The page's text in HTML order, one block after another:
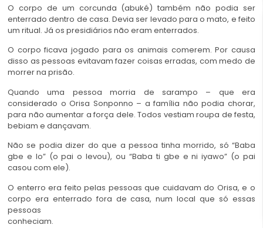
O corpo de um corcunda (abuké) também não podia ser
enterrado dentro de casa. Devia ser levado para o mato, e feito
um ritual. Já os presidiários não eram enterrados.
O corpo ficava jogado para os animais comerem. Por causa
disso as pessoas evitavam fazer coisas erradas, com medo de
morrer na prisão.
Quando uma pessoa morria de sarampo – que era
considerado o Orisa Sonponno – a família não podia chorar,
para não aumentar a força dele. Todos vestiam roupa de festa,
bebiam e dançavam.
Não se podia dizer do que a pessoa tinha morrido, só “Baba
gbe e lo” (o pai o levou), ou “Baba ti gbe e ni iyawo” (o pai
casou com ele).
O enterro era feito pelas pessoas que cuidavam do Orisa, e o
corpo era enterrado fora de casa, num local que só essas
pessoas
conheciam.